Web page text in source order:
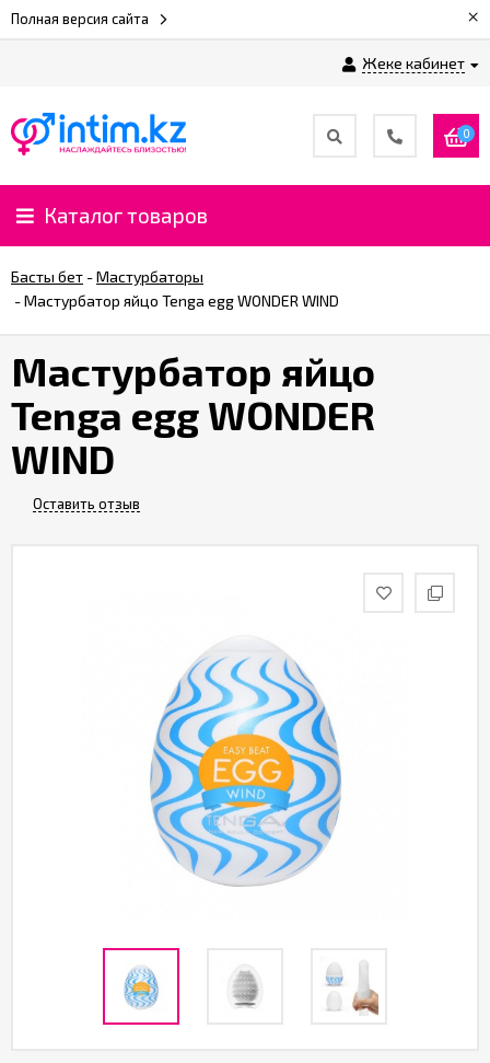
Полная версия сайта ×
Жеке кабинет
0
Каталог товаров
Басты бет -Мастурбаторы
-Мастурбатор яйцо Tenga egg WONDER WIND
Мастурбатор яйцо
Tenga egg WONDER
WIND
Оставить отзыв